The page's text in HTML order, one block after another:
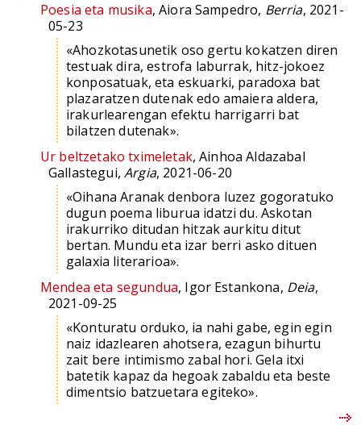
Poesia eta musika, Aiora Sampedro, Berria, 2021-
05-23
«Ahozkotasunetik oso gertu kokatzen diren
testuak dira, estrofa laburrak, hitz-jokoez
konposatuak, eta eskuarki, paradoxa bat
plazaratzen dutenak edo amaiera aldera,
irakurlearengan efektu harrigarri bat
bilatzen dutenak».
Ur beltzetako tximeletak, Ainhoa Aldazabal
Gallastegui,Argia, 2021-06-20
«Oihana Aranak denbora luzez gogoratuko
dugun poema liburua idatzi du. Askotan
irakurriko ditudan hitzak aurkitu ditut
bertan. Mundu eta izar berri asko dituen
galaxia literarioa».
Mendea eta segundua, Igor Estankona, Deia,
2021-09-25
«Konturatu orduko, ia nahi gabe, egin egin
naiz idazlearen ahotsera, ezagun bihurtu
zait bere intimismo zabal hori. Gela itxi
batetik kapaz da hegoak zabaldu eta beste
dimentsio batzuetara egiteko».